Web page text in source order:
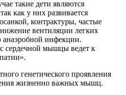
такие дети являются
как у них развивается
контрактуры, частые
вентиляции легких
анаэробной инфекции.
сердечной мышцы ведет к
генетического проявления
жизненно важных мышц.